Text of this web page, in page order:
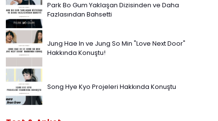
Park Bo Gum Yaklaşan Dizisinden ve Daha
Fazlasından Bahsetti
Jung Hae In ve Jung So Min "Love Next Door"
Hakkında Konuştu!
Song Hye Kyo Projeleri Hakkında Konuştu